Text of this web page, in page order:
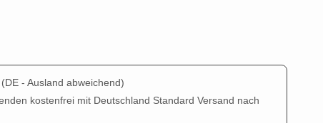
(DE - Ausland abweichend)
kostenfrei mit Deutschland Standard Versand nach